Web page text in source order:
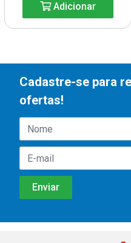
Adicionar
Cadastre-se para
ofertas!